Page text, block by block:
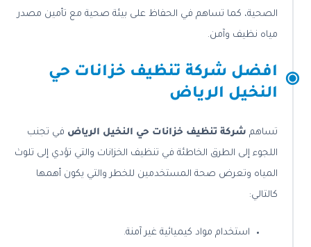
الصحية، كما تساهم في الحفاظ على بيئة صحية مع تأمين مصدر
مياه نظيف وآمن.
افضل شركة تنظيف خزانات حي
النخيل الرياض
تساهم شركة تنظيف خزانات حي النخيل الرياض في تجنب
اللجوء إلى الطرق الخاطئة في تنظيف الخزانات والتي تؤدي إلى تلوث
المياه وتعرض صحة المستخدمين للخطر والتي يكون أهمها
كالتالي:
استخدام مواد كيميائية غير آمنة.